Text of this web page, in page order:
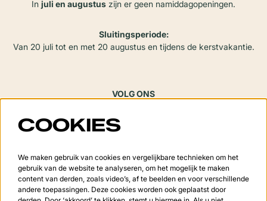
In juli en augustus zijn er geen namiddagopeningen.
Sluitingsperiode:
Van 20 juli tot en met 20 augustus en tijdens de kerstvakantie.
VOLG ONS
Meld je aan voor de nieuwsbrief
COOKIES
We maken gebruik van cookies en vergelijkbare technieken om het
gebruik van de website te analyseren, om het mogelijk te maken
content van derden, zoals video’s, af te beelden en voor verschillende
andere toepassingen. Deze cookies worden ook geplaatst door